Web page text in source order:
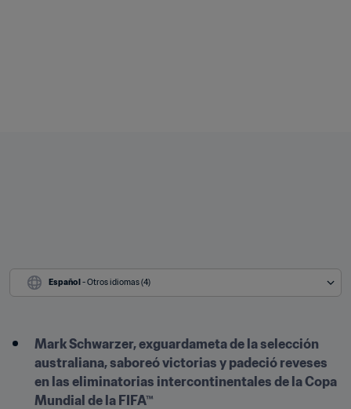
Español - Otros idiomas (4)
Mark Schwarzer, exguardameta de la selección
australiana, saboreó victorias y padeció reveses
en las eliminatorias intercontinentales de la Copa
Mundial de la FIFA™